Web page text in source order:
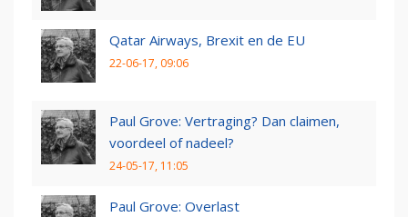
Qatar Airways, Brexit en de EU
22-06-17, 09:06
Paul Grove: Vertraging? Dan claimen,
voordeel of nadeel?
24-05-17, 11:05
Paul Grove: Overlast